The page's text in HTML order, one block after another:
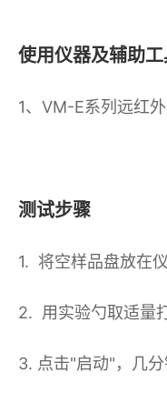
使用仪器及辅助
1、 VM-E系列远红
测试步骤
1. 将空样品盘放在
2. 用实验勺取适量
3. 点击"启动"，几分